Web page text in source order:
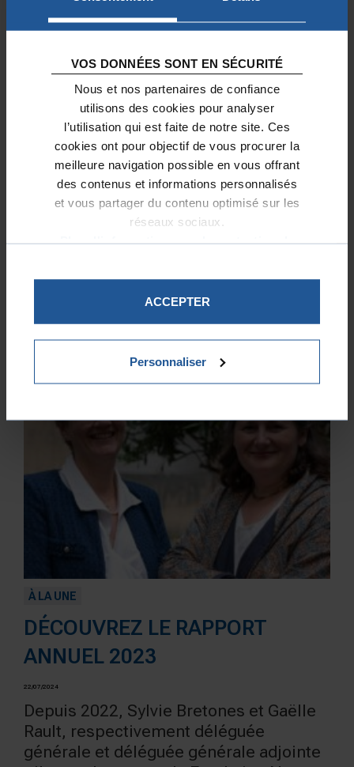
VOS DONNÉES SONT EN SÉCURITÉ
Nous et nos partenaires de confiance
utilisons des cookies pour analyser
l’utilisation qui est faite de notre site. Ces
cookies ont pour objectif de vous procurer la
meilleure navigation possible en vous offrant
des contenus et informations personnalisés
et vous partager du contenu optimisé sur les
réseaux sociaux.
Plus d'informations sur la protection de
ACCEPTER
Personnaliser
LA FAPP : 10 ANS AU SERVICE
DU PATRIMOINE
Paris compte 139 églises et chapelles
dont près de 70 sont inscrites ou
classées au titre des Monuments
Historiques. Pour conserver et
Patrimoine à Paris (FAPP) a été créée en
À LA UNE
DÉCOUVREZ LE RAPPORT
ANNUEL 2023
22/07/2024
Depuis 2022, Sylvie Bretones et Gaëlle
Rault, respectivement déléguée
générale et déléguée générale adjointe